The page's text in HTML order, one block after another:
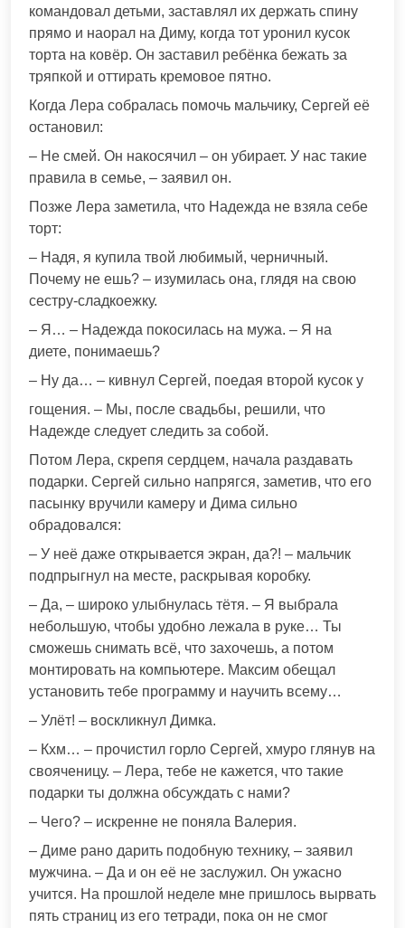
командовал детьми, заставлял их держать спину
прямо и наорал на Диму, когда тот уронил кусок
торта на ковёр. Он заставил ребёнка бежать за
тряпкой и оттирать кремовое пятно.
Когда Лера собралась помочь мальчику, Сергей её
остановил:
– Не смей. Он накосячил – он убирает. У нас такие
правила в семье, – заявил он.
Позже Лера заметила, что Надежда не взяла себе
торт:
– Надя, я купила твой любимый, черничный.
Почему не ешь? – изумилась она, глядя на свою
сестру-сладкоежку.
– Я… – Надежда покосилась на мужа. – Я на
диете, понимаешь?
– Ну да… – кивнул Сергей, поедая второй кусок у
гощения. – Мы, после свадьбы, решили, что
Надежде следует следить за собой.
Потом Лера, скрепя сердцем, начала раздавать
подарки. Сергей сильно напрягся, заметив, что его
пасынку вручили камеру и Дима сильно
обрадовался:
– У неё даже открывается экран, да?! – мальчик
подпрыгнул на месте, раскрывая коробку.
– Да, – широко улыбнулась тётя. – Я выбрала
небольшую, чтобы удобно лежала в руке… Ты
сможешь снимать всё, что захочешь, а потом
монтировать на компьютере. Максим обещал
установить тебе программу и научить всему…
– Улёт! – воскликнул Димка.
– Кхм… – прочистил горло Сергей, хмуро глянув на
свояченицу. – Лера, тебе не кажется, что такие
подарки ты должна обсуждать с нами?
– Чего? – искренне не поняла Валерия.
– Диме рано дарить подобную технику, – заявил
мужчина. – Да и он её не заслужил. Он ужасно
учится. На прошлой неделе мне пришлось вырвать
пять страниц из его тетради, пока он не смог